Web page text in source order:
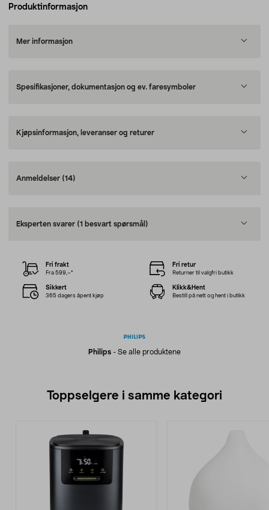
Produktinformasjon
Mer informasjon
Spesifikasjoner, dokumentasjon og ev. faresymboler
Kjøpsinformasjon, leveranser og returer
Anmeldelser (14)
Eksperten svarer (1 besvart spørsmål)
Philips - Se alle produktene
Fri frakt
Fra 599,–*
Fri retur
Returner til valgfri butikk
Sikkert
365 dagers åpent kjøp
Klikk&Hent
Bestill på nett og hent i butikk
Toppselgere i samme kategori